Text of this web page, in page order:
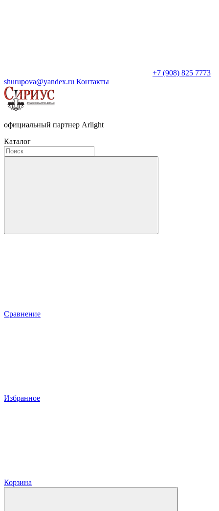
+7 (908) 825 7773
shurupova@yandex.ru Контакты
официальный партнер Arlight
Каталог
Сравнение
Избранное
Корзина